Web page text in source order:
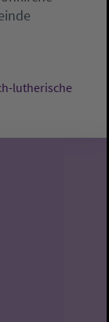
lutherische